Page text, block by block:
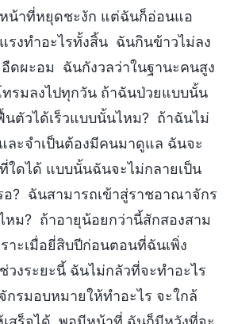
น้าที่หยุดชะงัก แต่ฉันก็อ่อนแอ
รงทำอะไรทั้งสิ้น ฉันกินข้าวไม่ลง
อืดผะอม ฉันกังวลว่าในฐานะคนสูง
รมลงไปทุกวัน ถ้าฉันป่วยแบบนั้น
ตัวได้เร็วแบบนั้นไหม? ถ้าฉันไม่
ละจำเป็นต้องมีคนมาดูแล ฉันจะ
ใดได้ แบบนั้นฉันจะไม่กลายเป็น
อ? ฉันสามารถเข้าสู่ราชอาณาจักร
หม? ถ้าอายุน้อยกว่านี้สักสองสาม
าะเมื่อยี่สิบปีก่อนตอนที่ฉันเพิ่ง
วงระยะนี้ ฉันไม่กลัวที่จะทำอะไร
รมอบหมายให้ทำอะไร จะใกล้